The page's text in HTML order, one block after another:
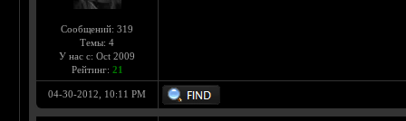
Сообщений: 319
Темы: 4
У нас с: Oct 2009
Рейтинг: 21
04-30-2012, 10:11 PM